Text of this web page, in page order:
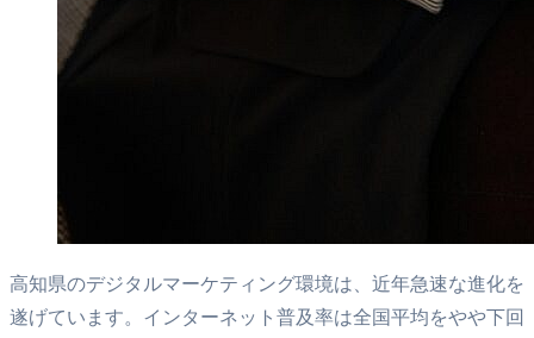
高知県のデジタルマーケティング環境は、近年急速な進化を
遂げています。インターネット普及率は全国平均をやや下回